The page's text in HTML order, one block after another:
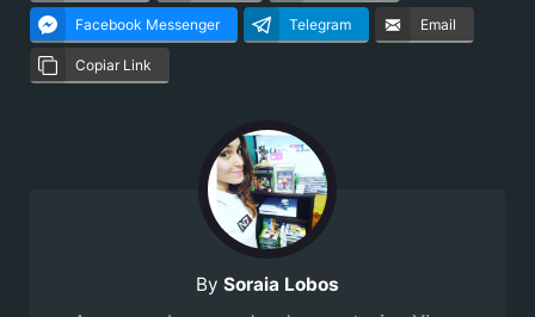
Facebook Messenger Telegram Email
Copiar Link
By Soraia Lobos